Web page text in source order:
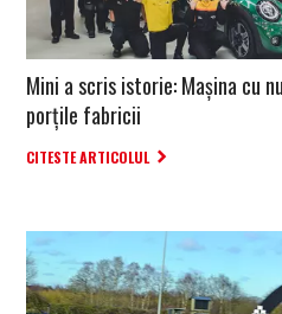
Mini a scris istorie: Mașina cu
porțile fabricii
CITESTE ARTICOLUL